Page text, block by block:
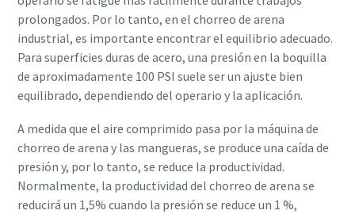
prolongados. Por lo tanto, en el chorreo de arena
industrial, es importante encontrar el equilibrio adecuado.
Para superficies duras de acero, una presión en la boquilla
de aproximadamente 100 PSI suele ser un ajuste bien
equilibrado, dependiendo del operario y la aplicación.
A medida que el aire comprimido pasa por la máquina de
chorreo de arena y las mangueras, se produce una caída de
presión y, por lo tanto, se reduce la productividad.
Normalmente, la productividad del chorreo de arena se
reducirá un 1,5% cuando la presión se reduce un 1 %,